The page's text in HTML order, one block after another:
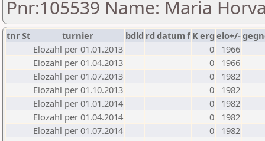
Pnr:105539 Name: Maria
tnrSt turnier bdld rd datumf Kerg elo+/-
Elozahl per 01.01.2013
0
1966
Elozahl per 01.04.2013
0
1966
Elozahl per 01.07.2013
0
1982
Elozahl per 01.10.2013
0
1982
Elozahl per 01.01.2014
0
1982
Elozahl per 01.04.2014
0
1982
Elozahl per 01.07.2014
0
1982